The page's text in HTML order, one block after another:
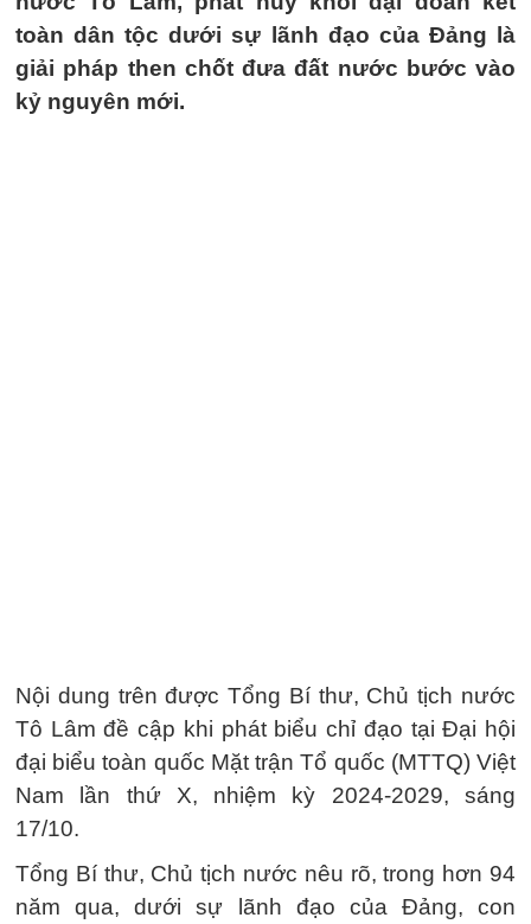
toàn dân tộc dưới sự lãnh đạo của Đảng là
giải pháp then chốt đưa đất nước bước vào
kỷ nguyên mới.
Nội dung trên được Tổng Bí thư, Chủ tịch nước
Tô Lâm đề cập khi phát biểu chỉ đạo tại Đại hội
đại biểu toàn quốc Mặt trận Tổ quốc (MTTQ) Việt
Nam lần thứ X, nhiệm kỳ 2024-2029, sáng
17/10.
Tổng Bí thư, Chủ tịch nước nêu rõ, trong hơn 94
năm qua, dưới sự lãnh đạo của Đảng, con